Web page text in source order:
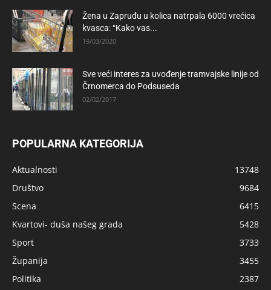
Žena u Zapruđu u kolica natrpala 6000 vrećica
kvasca: “Kako vas...
19/03/2020
Sve veći interes za uvođenje tramvajske linije od
Črnomerca do Podsuseda
02/02/2017
POPULARNA KATEGORIJA
Aktualnosti
13748
Društvo
9684
Scena
6415
Kvartovi- duša našeg grada
5428
Sport
3733
Županija
3455
Politika
2387